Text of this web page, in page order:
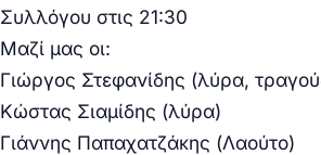
Συλλόγου στις 21:30
Μαζί μας οι:
Γιώργος Στεφανίδης (λύρα,
Κώστας Σιαμίδης (λύρα)
Γιάννης Παπαχατζάκης (Λαούτο)